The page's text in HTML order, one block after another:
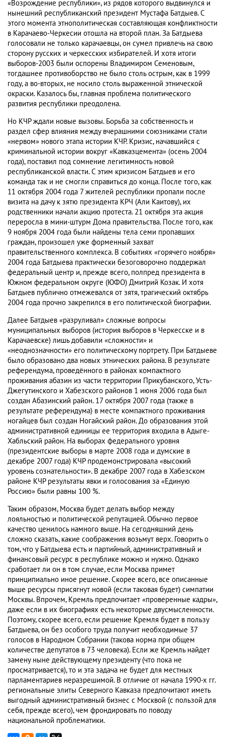
«Возрождение республики», из рядов которого выдвинулся и
нынешний республиканский президент Мустафа Батдыев. С
этого момента этнополитическая составляющая конфликтности
в Карачаево-Черкесии отошла на второй план. За Батдыева
голосовали не только карачаевцы, он сумел привлечь на свою
сторону русских и черкесских избирателей. И хотя итоги
выборов-2003 были оспорены Владимиром Семеновым,
тогдашнее противоборство не было столь острым, как в 1999
году, а во-вторых, не носило столь выраженной этнической
окраски. Казалось бы, главная проблема политического
развития республики преодолена.
Но КЧР ждали новые вызовы. Борьба за собственность и
раздел сфер влияния между вчерашними союзниками стали
«нервом» нового этапа истории КЧР. Кризис, начавшийся с
криминальной истории вокруг «Кавказцемента» (осень 2004
года), поставил под сомнение легитимность новой
республиканской власти. С этим кризисом Батдыев и его
команда так и не смогли справиться до конца. После того, как
11 октября 2004 года 7 жителей республики пропали после
визита на дачу к зятю президента КРЧ (Али Каитову), их
родственники начали акцию протеста. 21 октября эта акция
переросла в мини-штурм Дома правительства. После того, как
9 ноября 2004 года были найдены тела семи пропавших
граждан, произошел уже форменный захват
правительственного комплекса. В событиях «горячего ноября»
2004 года Батдыева практически безоговорочно поддержал
федеральный центр и, прежде всего, полпред президента в
Южном федеральном округе (ЮФО) Дмитрий Козак. И хотя
Батдыев публично отмежевался от зятя, трагический октябрь
2004 года прочно закрепился в его политической биографии.
Далее Батдыев «разруливал» сложные вопросы
муниципальных выборов (история выборов в Черкесске и в
Карачаевске) лишь добавили «сложности» и
«неоднозначности» его политическому портрету. При Батдыеве
было образовано два новых этнических района. В результате
референдума, проведённого в районах компактного
проживания абазин из части территории Прикубанского, Усть-
Джегутинского и Хабезского районов 1 июня 2006 года был
создан Абазинский район. 17 октября 2007 года (также в
результате референдума) в месте компактного проживания
ногайцев был создан Ногайский район. До образования этой
административной единицы ее территория входила в Адыге-
Хабльский район. На выборах федерального уровня
(президентские выборы в марте 2008 года и думские в
декабре 2007 года) КЧР продемонстрировала «высокий
уровень сознательности». В декабре 2007 года в Хабезском
районе КЧР результаты явки и голосования за «Единую
Россию» были равны 100 %.
Таким образом, Москва будет делать выбор между
лояльностью и политической репутацией. Обычно первое
качество ценилось намного выше. На сегодняшний день
сложно сказать, какие соображения возьмут верх. Говорить о
том, что у Батдыева есть и партийный, административный и
финансовый ресурс в республике можно и нужно. Однако
сработает ли он в том случае, если Москва примет
принципиально иное решение. Скорее всего, все описанные
выше ресурсы присягнут новой (если таковая будет) симпатии
Москвы. Впрочем, Кремль предпочитает «проверенные кадры»,
даже если в их биографиях есть некоторые двусмысленности.
Поэтому, скорее всего, если решение Кремля будет в пользу
Батдыева, он без особого труда получит необходимые 37
голосов в Народном Собрании (такова норма при общем
количестве депутатов в 73 человека). Если же Кремль найдет
замену ныне действующему президенту (что пока не
просматривается), то и эта задача не будет для местных
парламентариев неразрешимой. В отличие от начала 1990-х гг.
региональные элиты Северного Кавказа предпочитают иметь
выгодный административный бизнес с Москвой (с пользой для
себя, прежде всего), чем фрондировать по поводу
национальной проблематики.